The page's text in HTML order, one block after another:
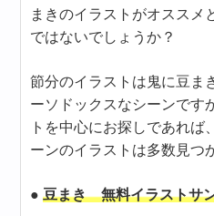
まきのイラストがオススメ
ではないでしょうか？
節分のイラストは鬼に豆ま
ーソドックスなシーンです
トを中心にお探しであれば
ーンのイラストは多数見つ
●豆まき 無料イラストサ